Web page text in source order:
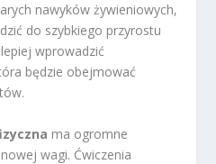
nawyków żywieniowych,
do szybkiego przyrostu
wprowadzić
będzie obejmować
ma ogromne
wagi. Ćwiczenia